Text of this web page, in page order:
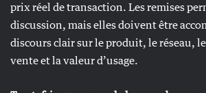
prix réel de transaction. Les remises
discussion, mais elles doivent être
discours clair sur le produit, le réseau,
vente et la valeur d’usage.